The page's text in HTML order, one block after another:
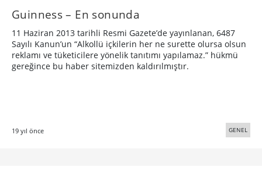
Guinness – En sonunda
11 Haziran 2013 tarihli Resmi Gazete’de yayınlanan, 6487
Sayılı Kanun’un “Alkollü içkilerin her ne surette olursa olsun
reklamı ve tüketicilere yönelik tanıtımı yapılamaz.” hükmü
gereğince bu haber sitemizden kaldırılmıştır.
19 yıl önce GENEL